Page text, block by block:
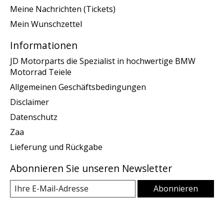
Meine Nachrichten (Tickets)
Mein Wunschzettel
Informationen
JD Motorparts die Spezialist in hochwertige BMW
Motorrad Teiele
Allgemeinen Geschäftsbedingungen
Disclaimer
Datenschutz
Zaa
Lieferung und Rückgabe
Abonnieren Sie unseren Newsletter
Abonnieren